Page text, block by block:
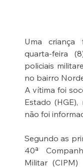
Uma
quarta-feira
policiais
no bairro
A vítima foi
Estado
não foi
Segundo as
40ª
Militar